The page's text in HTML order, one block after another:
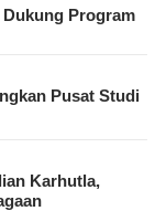
Program
Pusat Studi
Karhutla,